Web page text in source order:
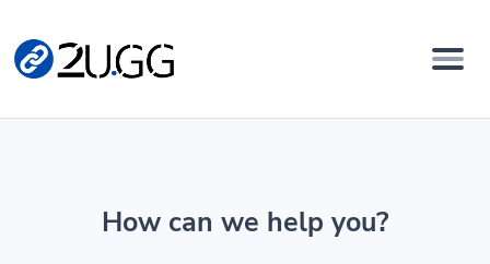
How can we help you?